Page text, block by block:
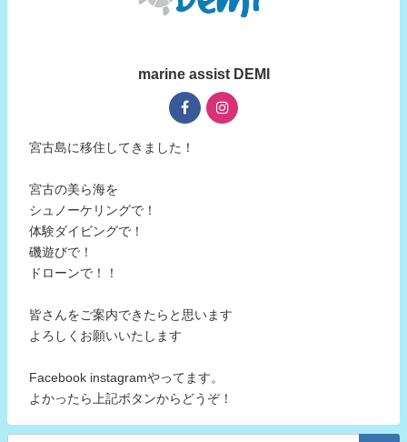
marine assist DEMI
宮古島に移住してきました！
宮古の美ら海を
シュノーケリングで！
体験ダイビングで！
磯遊びで！
ドローンで！！
皆さんをご案内できたらと思います
よろしくお願いいたします
Facebook instagramやってます。
よかったら上記ボタンからどうぞ！